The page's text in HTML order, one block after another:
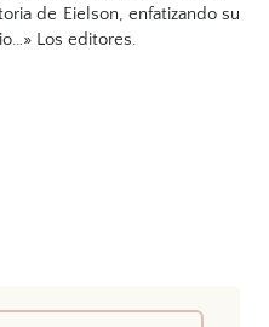
de Eielson, enfatizando su
Los editores.